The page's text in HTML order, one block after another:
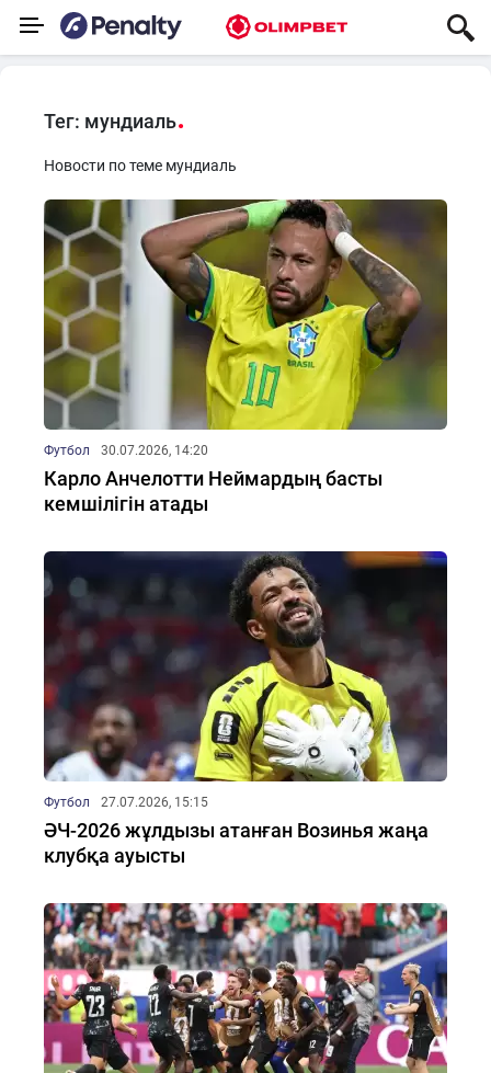
Тег: мундиаль
Новости по теме мундиаль
Футбол 30.07.2026, 14:20
Карло Анчелотти Неймардың басты
кемшілігін атады
Футбол 27.07.2026, 15:15
ӘЧ-2026 жұлдызы атанған Возинья жаңа
клубқа ауысты